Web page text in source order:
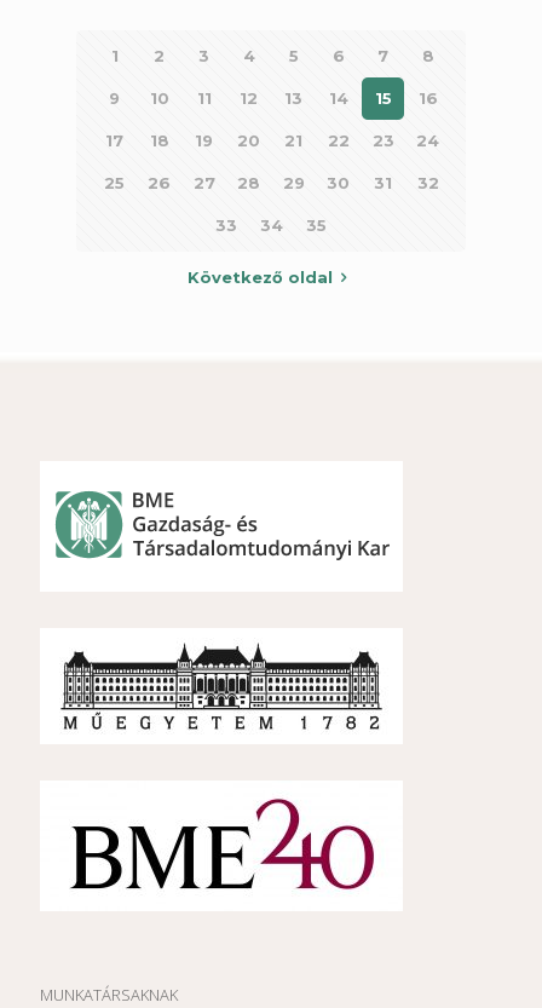
1 2 3 4 5 6 7 8
9 10 11 12 13 14 15 16
17 18 19 20 21 22 23 24
25 26 27 28 29 30 31 32
33 34 35
Következő oldal
MUNKATÁRSAKNAK